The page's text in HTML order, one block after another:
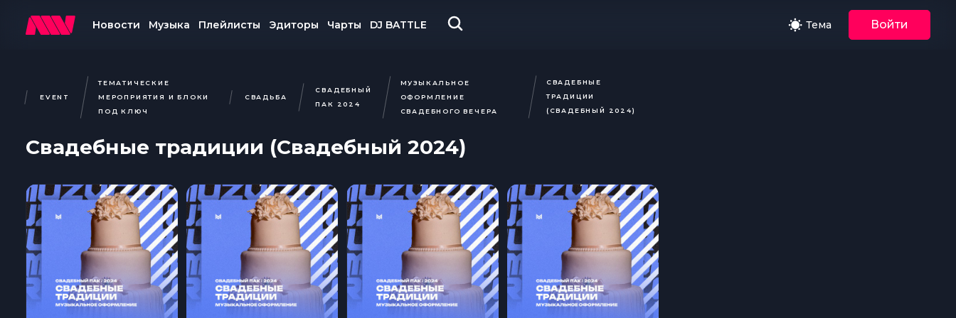
Новости Музыка Плейлисты Эдиторы Чарты DJ BATTLE Тема Войти
EVENT
ТЕМАТИЧЕСКИЕ
МЕРОПРИЯТИЯ И БЛОКИ
ПОД КЛЮЧ
СВАДЬБА
СВАДЕБНЫЙ
ПАК 2024
МУЗЫКАЛЬНОЕ
ОФОРМЛЕНИЕ
СВАДЕБНОГО ВЕЧЕРА
СВАДЕБНЫЕ
ТРАДИЦИИ
(СВАДЕБНЫЙ 2024)
Свадебные традиции (Свадебный 2024)
Уже зарегистрированы?
Регистрация
У вас нет аккаунта? Зарегистрируйтесь
Вход
Мы обновили пользовательское
Обратная связь
Добавить в плейлист
Информация о треке